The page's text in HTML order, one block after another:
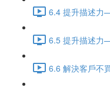
6.4 提升描述力
6.5 提升描述力
6.6 解決客戶不